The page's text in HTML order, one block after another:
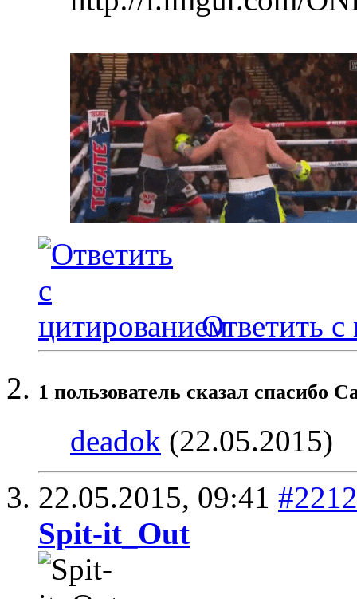
Ответить с
1 пользователь сказал cпасибо
deadok (22.05.2015)
22.05.2015, 09:41 #2212
Spit-it_Out